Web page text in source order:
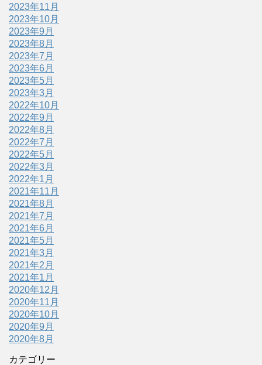
2023年11月
2023年10月
2023年9月
2023年8月
2023年7月
2023年6月
2023年5月
2023年3月
2022年10月
2022年9月
2022年8月
2022年7月
2022年5月
2022年3月
2022年1月
2021年11月
2021年8月
2021年7月
2021年6月
2021年5月
2021年3月
2021年2月
2021年1月
2020年12月
2020年11月
2020年10月
2020年9月
2020年8月
カテゴリー